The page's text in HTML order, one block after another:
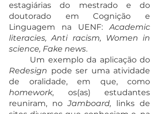
estagiárias do mestrado e do
doutorado em Cognição e
Linguagem na UENF: Academic
literacies, Anti racism, Women in
science, Fake news.
	Um exemplo da aplicação do
Redesign pode ser uma atividade
homework, os(as) estudantes
reuniram, no Jamboard, links de